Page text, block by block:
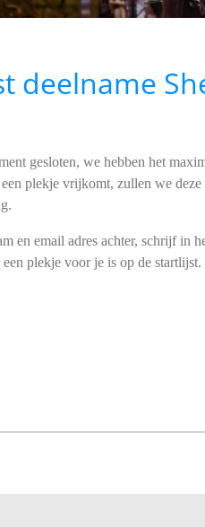
deelname
gesloten, we hebben het
plekje vrijkomt, zullen we
en email adres achter, schrijf in
plekje voor je is op de startlijst.